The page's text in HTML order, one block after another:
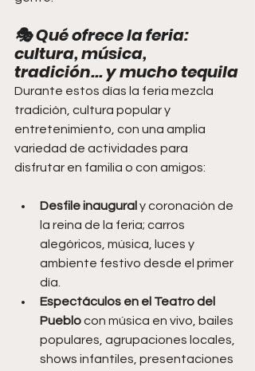
🎭 Qué ofrece la feria:
cultura, música,
tradición... y mucho tequila
Durante estos días la feria mezcla
tradición, cultura popular y
entretenimiento, con una amplia
variedad de actividades para
disfrutar en familia o con amigos:
Desfile inaugural y coronación de
la reina de la feria; carros
alegóricos, música, luces y
ambiente festivo desde el primer
día.
Espectáculos en el Teatro del
Pueblo con música en vivo, bailes
populares, agrupaciones locales,
shows infantiles, presentaciones